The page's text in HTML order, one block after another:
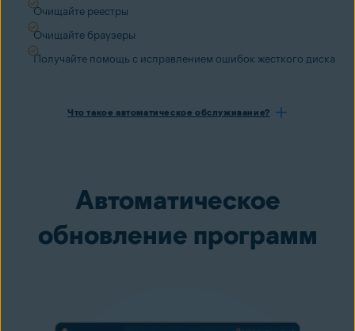
Очищайте реестры
Очищайте браузеры
Получайте помощь с исправлением ошибок жесткого диска
Что такое автоматическое обслуживание?
Автоматическое
обновление программ